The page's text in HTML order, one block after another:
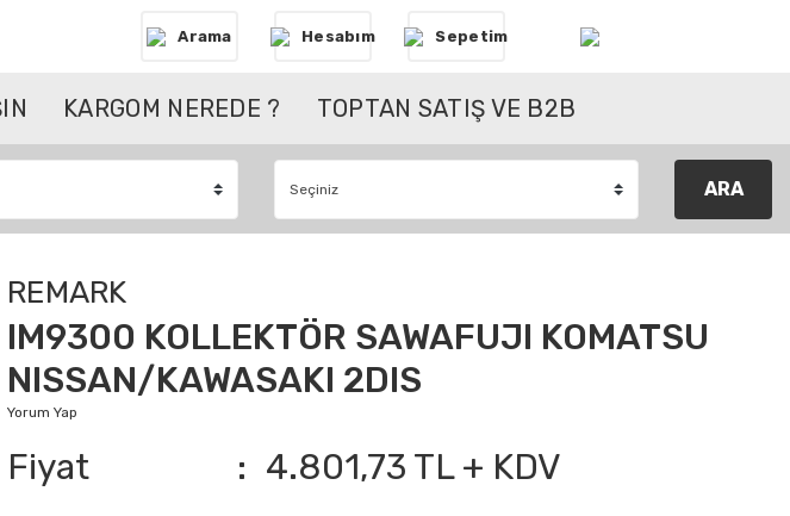
Arama Hesabım Sepetim
KARGOM NEREDE ? TOPTAN SATIŞ VE B2B
ARA
REMARK
IM9300 KOLLEKTÖR SAWAFUJI KOMATSU
NISSAN/KAWASAKI 2DIS
Yorum Yap
Fiyat 4.801,73 TL + KDV